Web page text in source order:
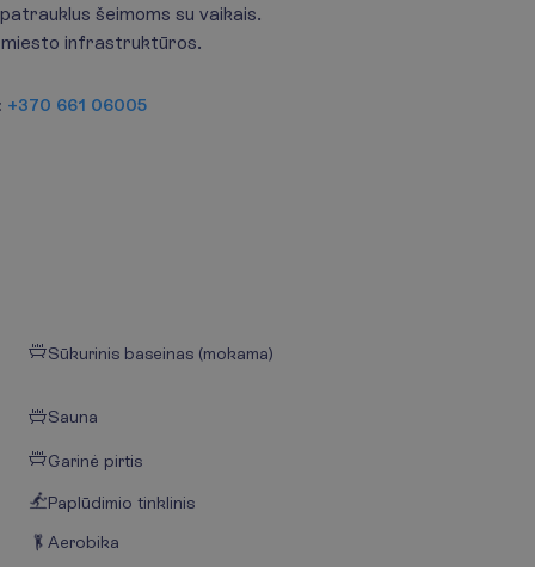
šeimoms su vaikais.
miesto infrastruktūros.
+370 661 06005
Sūkurinis baseinas (mokama)
Sauna
Garinė pirtis
Paplūdimio tinklinis
Aerobika